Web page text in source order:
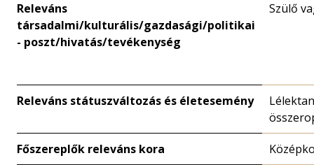
Releváns
társadalmi/kulturális/gazdasági/politikai
- poszt/hivatás/tevékenység
Szülő
Releváns státuszváltozás és életesemény
Főszereplők releváns kora